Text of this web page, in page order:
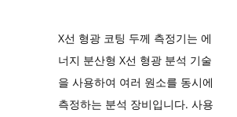
X선 형광 코팅 두께 측정기는 에
너지 분산형 X선 형광 분석 기술
을 사용하여 여러 원소를 동시에
측정하는 분석 장비입니다. 사용